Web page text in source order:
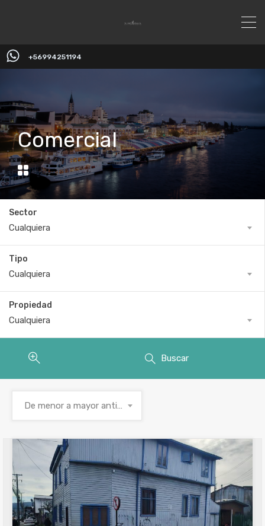
+56994251194
Comercial
Sector
Cualquiera
Tipo
Cualquiera
Propiedad
Cualquiera
Buscar
De menor a mayor antigüedad